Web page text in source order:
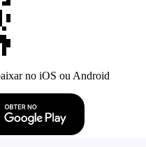
no iOS ou Android